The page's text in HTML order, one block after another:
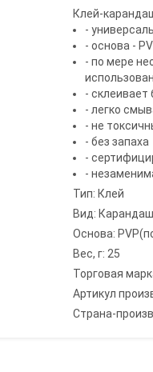
Клей-
-
- основа -
- по мере
- склеивает
- легко
- не
- без запаха
-
-
Тип: Клей
Вид: Карандаш
Основа:
Вес, г: 25
Торговая
Артикул
Страна-